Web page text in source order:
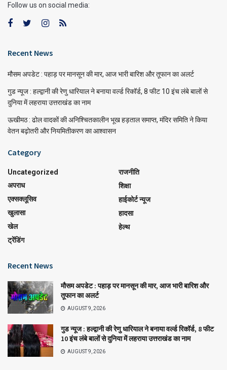
Follow us on social media:
Recent News
मौसम अपडेट : पहाड़ पर मानसून की मार, आज भारी बारिश और तूफान का अलर्ट
गुड न्यूज : हल्द्वानी की रेणु धारियाल ने बनाया वर्ल्ड रिकॉर्ड, 8 फीट 10 इंच लंबे बालों से
दुनिया में लहराया उत्तराखंड का नाम
ऊखीमठ : ढोल वादकों की अनिश्चितकालीन भूख हड़ताल समाप्त, मंदिर समिति ने किया
वेतन बढ़ोतरी और नियमितीकरण का आश्वासन
Category
Uncategorized
अपराध
एक्सक्लूसिव
खुलासा
खेल
ट्रेंडिंग
राजनीति
शिक्षा
हाईकोर्ट न्यूज
हादसा
हेल्थ
Recent News
मौसम अपडेट : पहाड़ पर मानसून की मार, आज भारी बारिश और
तूफान का अलर्ट
AUGUST 9, 2026
गुड न्यूज : हल्द्वानी की रेणु धारियाल ने बनाया वर्ल्ड रिकॉर्ड, 8 फीट
10 इंच लंबे बालों से दुनिया में लहराया उत्तराखंड का नाम
AUGUST 9, 2026